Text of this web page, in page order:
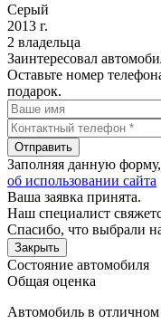
Серый
2013 г.
2 владельца
Заинтересовал
Оставьте номер
подарок.
Отправить
Заполняя данную
об использовании сайта
Ваша заявка принята.
Наш специалист
Спасибо, что выбрали
Закрыть
Состояние автомобиля
Общая оценка
Автомобиль в отличном